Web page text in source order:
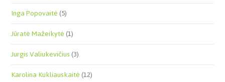
Inga Popovaitė(5)
Jūratė Mažeikytė(1)
Jurgis Valiukevičius(3)
Karolina Kukliauskaitė(12)